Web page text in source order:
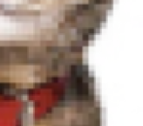
당 수
의 건
삶을
러분을